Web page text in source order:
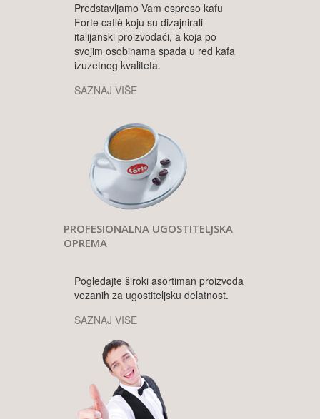
Predstavljamo Vam espreso kafu
Forte caffè koju su dizajnirali
italijanski proizvođači, a koja po
svojim osobinama spada u red kafa
izuzetnog kvaliteta.
SAZNAJ VIŠE
PROFESIONALNA UGOSTITELJSKA
OPREMA
Pogledajte široki asortiman proizvoda
vezanih za ugostiteljsku delatnost.
SAZNAJ VIŠE